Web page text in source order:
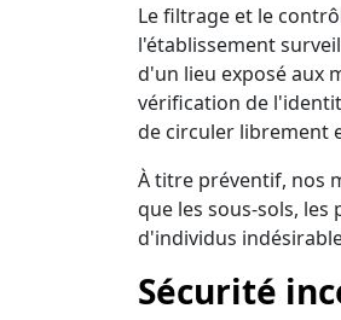
Le filtrage et le
l'établissement
d'un lieu exposé aux
vérification de
de circuler librement
À titre préventif, nos
que les sous-sols,
d'individus
Sécurité